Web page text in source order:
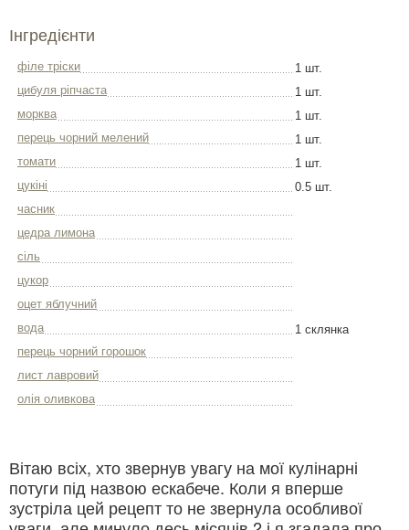
Інгредієнти
філе тріски
1 шт.
цибуля ріпчаста
1 шт.
морква
1 шт.
перець чорний мелений
1 шт.
томати
1 шт.
цукіні
0.5 шт.
часник
цедра лимона
сіль
цукор
оцет яблучний
вода
1 склянка
перець чорний горошок
лист лавровий
олія оливкова
Вітаю всіх, хто звернув увагу на мої кулінарні
потуги під назвою ескабече. Коли я вперше
зустріла цей рецепт то не звернула особливої